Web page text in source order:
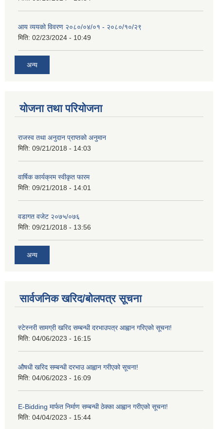
आय व्ययको विवरण २०८०/०४/०१ - २०८०/१०/२९
मिति: 02/23/2024 - 10:49
अन्य
योजना तथा परियोजना
राजस्व तथा अनुदान प्राप्तको अनुमान
मिति: 09/21/2018 - 14:03
वार्षिक कार्यक्रम स्वीकृत फारम
मिति: 09/21/2018 - 14:01
वडागत वजेट २०७५/०७६
मिति: 09/21/2018 - 13:56
अन्य
सार्वजनिक खरिद/बोलपत्र सूचना
स्टेस्नरी सामग्री खरिद सम्बन्धी दरभाउपत्र आह्वान गरिएको सूचना!
मिति: 04/06/2023 - 16:15
औषधी खरिद सम्बन्धी दरभाउ आह्वान गरीएको सूचना!
मिति: 04/06/2023 - 16:09
E-Bidding मार्फत निर्माण सम्बन्धी ठेक्का आह्वान गरीएको सूचना!
मिति: 04/04/2023 - 15:44